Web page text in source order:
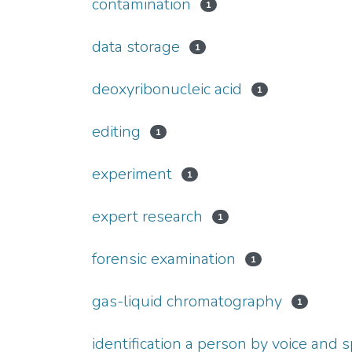
contamination 1
data storage 1
deoxyribonucleic acid 1
editing 1
experiment 1
expert research 1
forensic examination 1
gas-liquid chromatography 1
identification a person by voice and